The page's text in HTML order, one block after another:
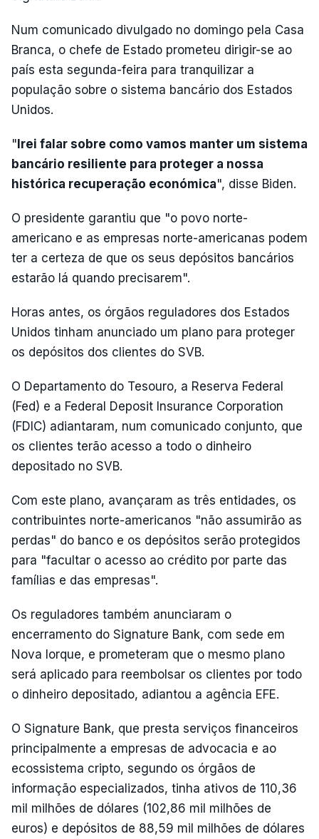
Num comunicado divulgado no domingo pela Casa
Branca, o chefe de Estado prometeu dirigir-se ao
país esta segunda-feira para tranquilizar a
população sobre o sistema bancário dos Estados
Unidos.
"Irei falar sobre como vamos manter um sistema
bancário resiliente para proteger a nossa
histórica recuperação económica", disse Biden.
O presidente garantiu que "o povo norte-
americano e as empresas norte-americanas podem
ter a certeza de que os seus depósitos bancários
estarão lá quando precisarem".
Horas antes, os órgãos reguladores dos Estados
Unidos tinham anunciado um plano para proteger
os depósitos dos clientes do SVB.
O Departamento do Tesouro, a Reserva Federal
(Fed) e a Federal Deposit Insurance Corporation
(FDIC) adiantaram, num comunicado conjunto, que
os clientes terão acesso a todo o dinheiro
depositado no SVB.
Com este plano, avançaram as três entidades, os
contribuintes norte-americanos "não assumirão as
perdas" do banco e os depósitos serão protegidos
para "facultar o acesso ao crédito por parte das
famílias e das empresas".
Os reguladores também anunciaram o
encerramento do Signature Bank, com sede em
Nova Iorque, e prometeram que o mesmo plano
será aplicado para reembolsar os clientes por todo
o dinheiro depositado, adiantou a agência EFE.
O Signature Bank, que presta serviços financeiros
principalmente a empresas de advocacia e ao
ecossistema cripto, segundo os órgãos de
informação especializados, tinha ativos de 110,36
mil milhões de dólares (102,86 mil milhões de
euros) e depósitos de 88,59 mil milhões de dólares